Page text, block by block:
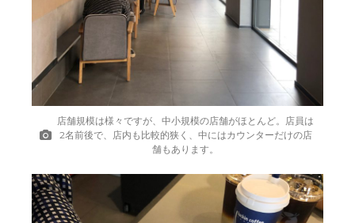
店舗規模は様々ですが、中小規模の店舗がほとんど。店員は
2名前後で、店内も比較的狭く、中にはカウンターだけの店
舗もあります。